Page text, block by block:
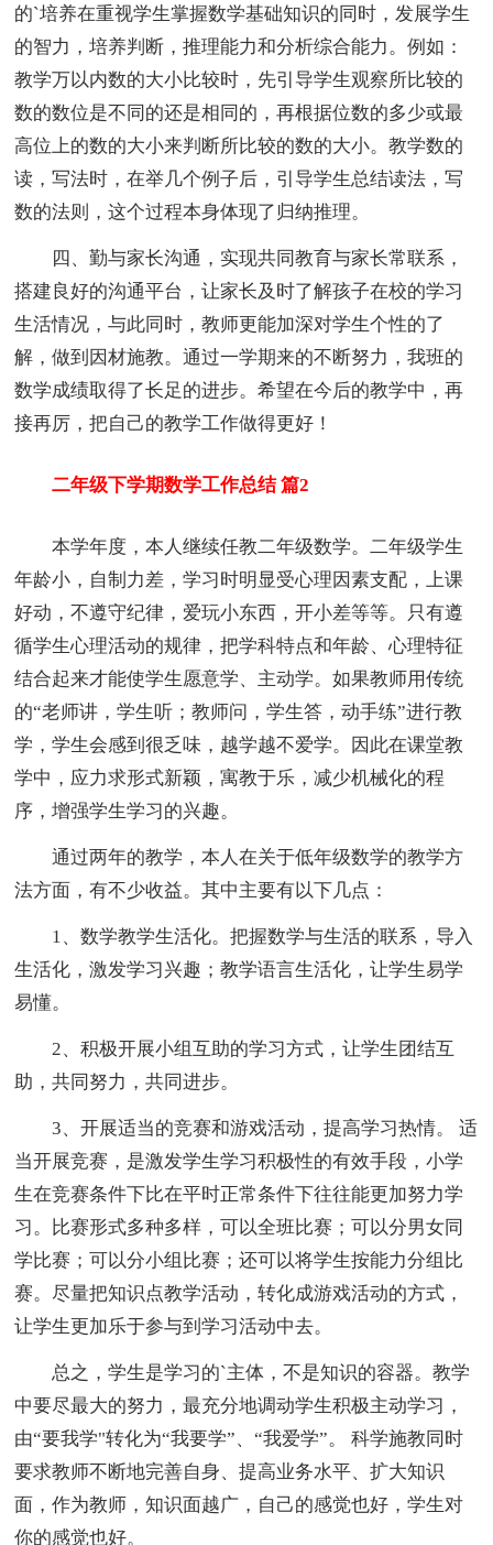
的`培养在重视学生掌握数学基础知识的同时，发展学生
的智力，培养判断，推理能力和分析综合能力。例如：
教学万以内数的大小比较时，先引导学生观察所比较的
数的数位是不同的还是相同的，再根据位数的多少或最
高位上的数的大小来判断所比较的数的大小。教学数的
读，写法时，在举几个例子后，引导学生总结读法，写
数的法则，这个过程本身体现了归纳推理。
四、勤与家长沟通，实现共同教育与家长常联系，
搭建良好的沟通平台，让家长及时了解孩子在校的学习
生活情况，与此同时，教师更能加深对学生个性的了
解，做到因材施教。通过一学期来的不断努力，我班的
数学成绩取得了长足的进步。希望在今后的教学中，再
接再厉，把自己的教学工作做得更好！
二年级下学期数学工作总结 篇2
本学年度，本人继续任教二年级数学。二年级学生
年龄小，自制力差，学习时明显受心理因素支配，上课
好动，不遵守纪律，爱玩小东西，开小差等等。只有遵
循学生心理活动的规律，把学科特点和年龄、心理特征
结合起来才能使学生愿意学、主动学。如果教师用传统
的“老师讲，学生听；教师问，学生答，动手练”进行教
学，学生会感到很乏味，越学越不爱学。因此在课堂教
学中，应力求形式新颖，寓教于乐，减少机械化的程
序，增强学生学习的兴趣。
通过两年的教学，本人在关于低年级数学的教学方
法方面，有不少收益。其中主要有以下几点：
1、数学教学生活化。把握数学与生活的联系，导入
生活化，激发学习兴趣；教学语言生活化，让学生易学
易懂。
2、积极开展小组互助的学习方式，让学生团结互
助，共同努力，共同进步。
3、开展适当的竞赛和游戏活动，提高学习热情。 适
当开展竞赛，是激发学生学习积极性的有效手段，小学
生在竞赛条件下比在平时正常条件下往往能更加努力学
习。比赛形式多种多样，可以全班比赛；可以分男女同
学比赛；可以分小组比赛；还可以将学生按能力分组比
赛。尽量把知识点教学活动，转化成游戏活动的方式，
让学生更加乐于参与到学习活动中去。
总之，学生是学习的`主体，不是知识的容器。教学
中要尽最大的努力，最充分地调动学生积极主动学习，
由“要我学"转化为“我要学”、“我爱学”。 科学施教同时
要求教师不断地完善自身、提高业务水平、扩大知识
面，作为教师，知识面越广，自己的感觉也好，学生对
你的感觉也好。